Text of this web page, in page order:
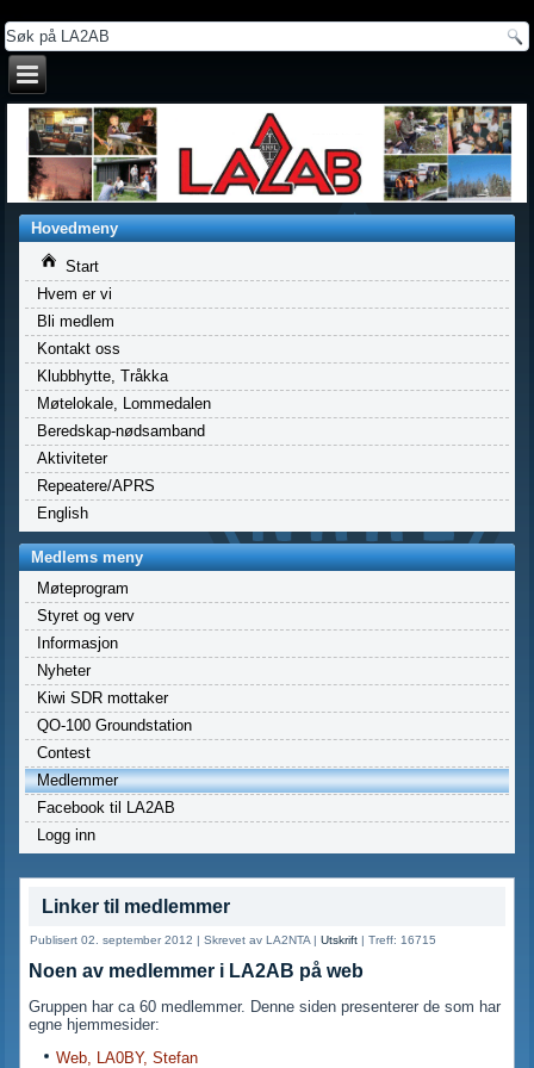
Hovedmeny
Start
Hvem er vi
Bli medlem
Kontakt oss
Klubbhytte, Tråkka
Møtelokale, Lommedalen
Beredskap-nødsamband
Aktiviteter
Repeatere/APRS
English
Medlems meny
Møteprogram
Styret og verv
Informasjon
Nyheter
Kiwi SDR mottaker
QO-100 Groundstation
Contest
Medlemmer
Facebook til LA2AB
Logg inn
Linker til medlemmer
Publisert 02. september 2012 |Skrevet av LA2NTA |Utskrift |Treff: 16715
Noen av medlemmer i LA2AB på web
Gruppen har ca 60 medlemmer. Denne siden presenterer de som har
egne hjemmesider:
Web, LA0BY, Stefan